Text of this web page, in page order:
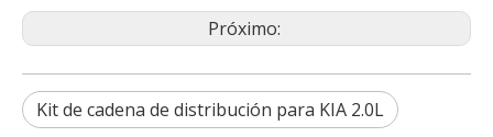
Próximo:
Kit de cadena de distribución para KIA 2.0L